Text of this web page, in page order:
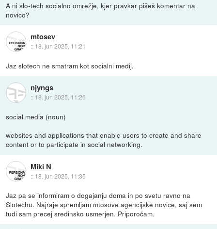
A ni slo-tech socialno omrežje, kjer pravkar pišeš komentar na
novico?
mtosev
:: 18. jun 2025, 11:21
Jaz slotech ne smatram kot socialni medij.
njyngs
:: 18. jun 2025, 11:26
social media (noun)
websites and applications that enable users to create and share
content or to participate in social networking.
Miki N
:: 18. jun 2025, 11:35
Jaz pa se informiram o dogajanju doma in po svetu ravno na
Slotechu. Najraje spremljam mtosove agencijske novice, saj sem
tudi sam precej sredinsko usmerjen. Priporočam.